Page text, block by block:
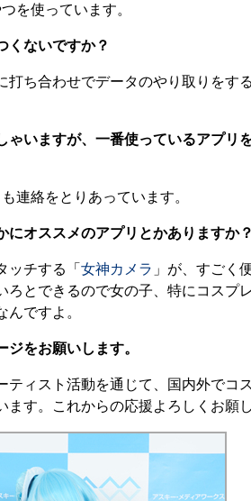
を使っています。
ないですか？
打ち合わせでデータのやり取りをす
いますが、一番使っているアプリ
連絡をとりあっています。
オススメのアプリとかありますか？
ッチする「 女神カメラ 」が、すごく
とできるので女の子、特にコスプ
ですよ。
をお願いします。
ティスト活動を通じて、国内外でコ
す。これからの応援よろしくお願し